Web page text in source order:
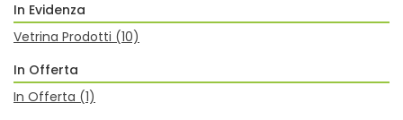
In Evidenza
Vetrina Prodotti (10)
In Offerta
In Offerta (1)